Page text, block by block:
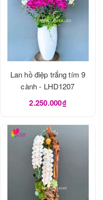
Lan hồ điệp trắng tím 9
cành - LHD1207
2.250.000₫